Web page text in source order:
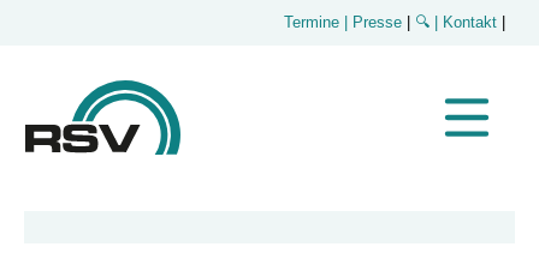
Termine | Presse 🔍 | Kontakt